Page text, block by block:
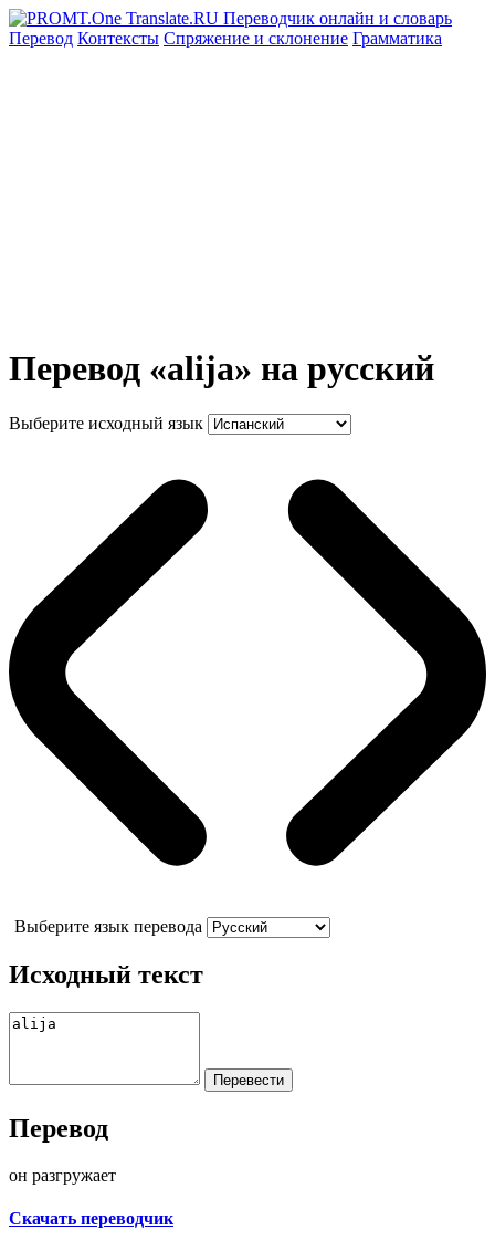
Перевод Контексты Спряжение и склонение Грамматика
Перевод «alija» на русский
Выберите исходный язык
Выберите язык перевода
Исходный текст
Перевод
он разгружает
Скачать переводчик